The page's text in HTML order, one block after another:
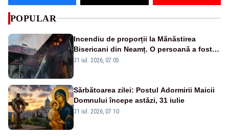
POPULAR
Incendiu de proporții la Mănăstirea
Bisericani din Neamț. O persoană a fost
găsită carbonizată - FOTO/ VIDEO
31 iul. 2026, 07:05
Sărbătoarea zilei: Postul Adormirii Maicii
Domnului începe astăzi, 31 iulie
31 iul. 2026, 07:10